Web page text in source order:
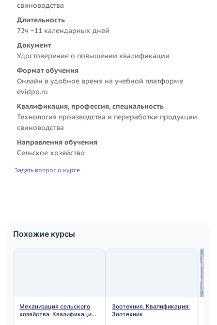
свиноводства
Длительность
72ч ~11 календарных дней
Документ
Удостоверение о повышении квалификации
Формат обучения
Онлайн в удобное время на учебной платформе
evidpo.ru
Квалификация, профессия, специальность
Технология производства и переработки продукции
свиноводства
Направления обучения
Сельское хозяйство
Задать вопрос о курсе
Похожие курсы
Механизация сельского
хозяйства. Квалификация:
Специалист в области
Зоотехния. Квалификация:
Зоотехник